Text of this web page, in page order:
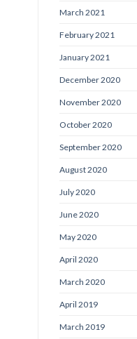
March 2021
February 2021
January 2021
December 2020
November 2020
October 2020
September 2020
August 2020
July 2020
June 2020
May 2020
April 2020
March 2020
April 2019
March 2019